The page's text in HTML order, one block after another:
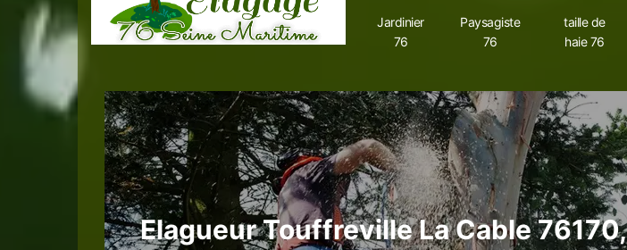
Jardinier
76
Paysagiste
76
taille de
haie 76
Elagueur Touffreville La Cable 76170,